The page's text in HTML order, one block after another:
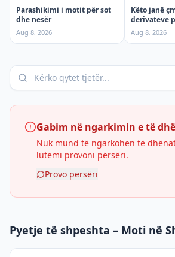
Parashikimi i motit për sot
dhe nesër
Aug 8, 2026
Këto janë
derivateve
Aug 8, 2026
Gabim në ngarkimin e të
Nuk mund të ngarkohen të
lutemi provoni përsëri.
Provo përsëri
Pyetje të shpeshta – Moti në